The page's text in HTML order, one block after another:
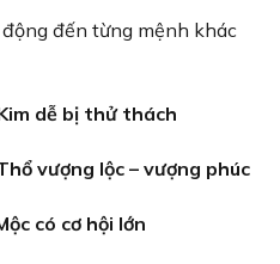
đến từng mệnh khác
dễ bị thử thách
vượng lộc – vượng phúc
có cơ hội lớn